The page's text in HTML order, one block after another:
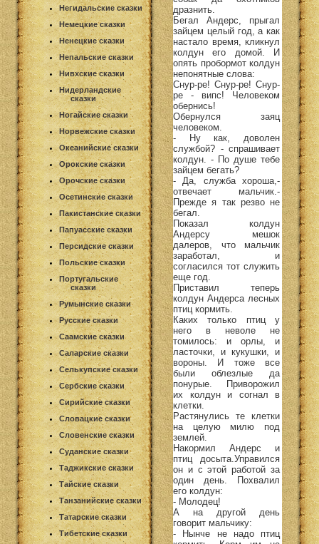
Негидальские сказки
Немецкие сказки
Ненецкие сказки
Непальские сказки
Нивхские сказки
Нидерландские
сказки
Ногайские сказки
Норвежские сказки
Океанийские сказки
Орокские сказки
Орочские сказки
Осетинские сказки
Пакистанские сказки
Папуасские сказки
Персидские сказки
Польские сказки
Португальские
сказки
Румынские сказки
Русские сказки
Саамские сказки
Саларские сказки
Селькупские сказки
Сербские сказки
Сирийские сказки
Словацкие сказки
Словенские сказки
Суданские сказки
Таджикские сказки
Тайские сказки
Танзанийские сказки
Татарские сказки
Тибетские сказки
дразнить.
Бегал Андерс, прыгал
зайцем целый год, а как
настало время, кликнул
колдун его домой. И
опять пробормот колдун
непонятные слова:
Снур-ре! Снур-ре! Снур-
ре - випс! Человеком
обернись!
Обернулся заяц
человеком.
- Ну как, доволен
службой? - спрашивает
колдун. - По душе тебе
зайцем бегать?
- Да, служба хороша,-
отвечает мальчик.-
Прежде я так резво не
бегал.
Показал колдун
Андерсу мешок
далеров, что мальчик
заработал, и
согласился тот служить
еще год.
Приставил теперь
колдун Андерса лесных
птиц кормить.
Каких только птиц у
него в неволе не
томилось: и орлы, и
ласточки, и кукушки, и
вороны. И тоже все
были облезлые да
понурые. Приворожил
их колдун и согнал в
клетки.
Растянулись те клетки
на целую милю под
землей.
Накормил Андерс и
птиц досыта.Управился
он и с этой работой за
один день. Похвалил
его колдун:
- Молодец!
А на другой день
говорит мальчику:
- Нынче не надо птиц